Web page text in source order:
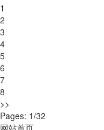
1
2
3
4
5
6
7
8
>>
Pages: 1/32
网站首页